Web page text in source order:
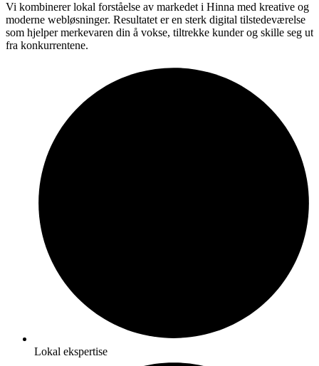
Vi kombinerer lokal forståelse av markedet i Hinna med kreative og
moderne webløsninger. Resultatet er en sterk digital tilstedeværelse
som hjelper merkevaren din å vokse, tiltrekke kunder og skille seg ut
fra konkurrentene.
Lokal ekspertise